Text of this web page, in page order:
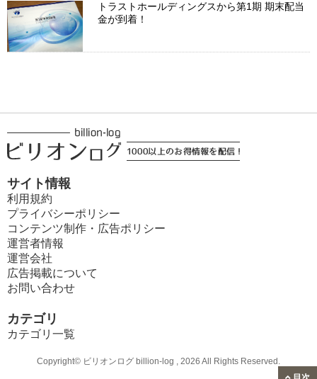
トラストホールディングスから第1期 期末配当
金が到着！
サイト情報
利用規約
プライバシーポリシー
コンテンツ制作・広告ポリシー
運営者情報
運営会社
広告掲載について
お問い合わせ
カテゴリ
カテゴリ一覧
Copyright© ビリオンログ billion-log , 2026 All Rights Reserved.